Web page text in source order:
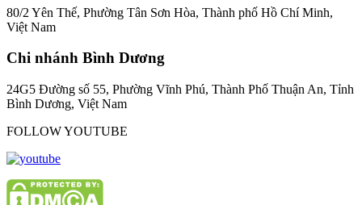
80/2 Yên Thế, Phường Tân Sơn Hòa, Thành phố Hồ Chí Minh,
Việt Nam
Chi nhánh Bình Dương
24G5 Đường số 55, Phường Vĩnh Phú, Thành Phố Thuận An, Tỉnh
Bình Dương, Việt Nam
FOLLOW YOUTUBE